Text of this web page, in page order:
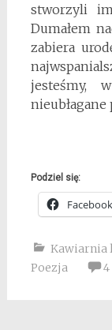
stworzyli
Dumałem
zabiera
jesteśmy,
nieubłagane
Podziel się:
Facebook
Kawiarnia
Poezja